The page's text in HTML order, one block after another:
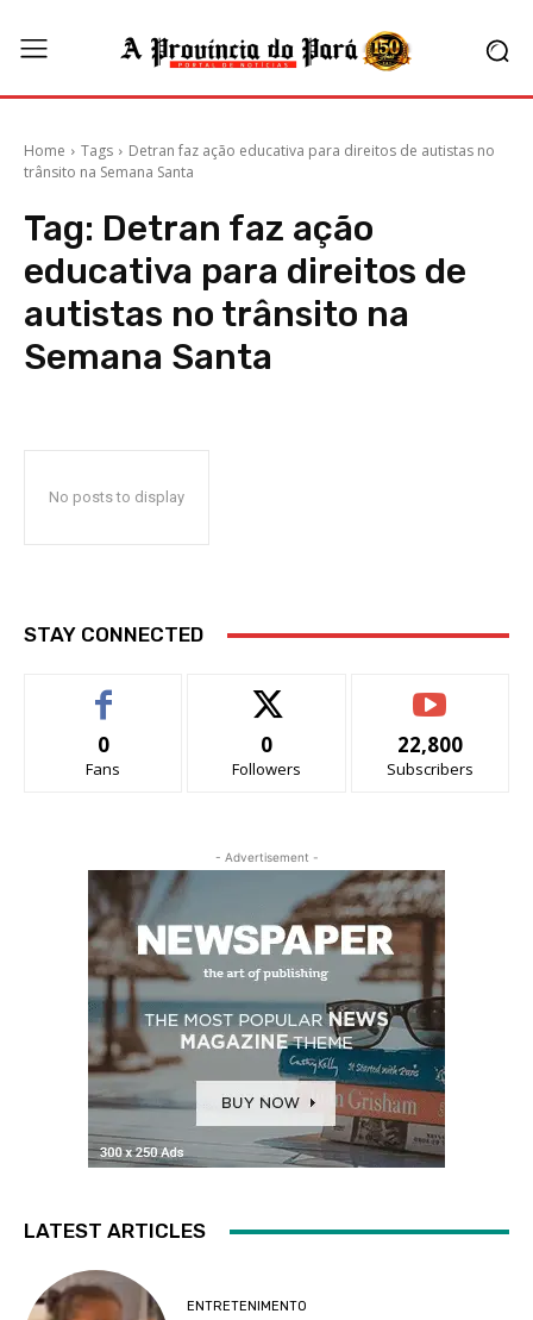
Home Tags
Detran faz ação educativa para direitos de autistas no
trânsito na Semana Santa
Tag: Detran faz ação
educativa para direitos de
autistas no trânsito na
Semana Santa
No posts to display
STAY CONNECTED
0
Fans
0
Followers
22,800
Subscribers
- Advertisement -
LATEST ARTICLES
ENTRETENIMENTO